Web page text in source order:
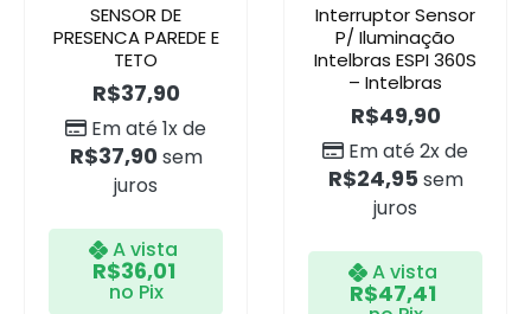
SENSOR DE
PRESENCA PAREDE E
TETO
R$37,90
Em até 1x de
R$37,90 sem
juros
A vista
R$36,01
no Pix
Interruptor Sensor
P/ Iluminação
Intelbras ESPI 360S
– Intelbras
R$49,90
Em até 2x de
R$24,95 sem
juros
A vista
R$47,41